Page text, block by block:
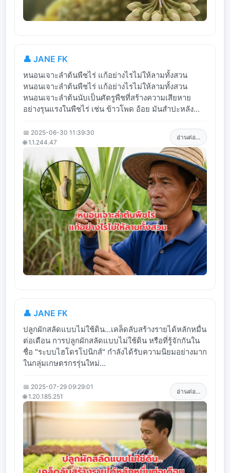
👤 JANE FK
หนอนเจาะลำต้นพืชไร่ แก้อย่างไรไม่ให้ลามทั้งสวน
หนอนเจาะลำต้นพืชไร่ แก้อย่างไรไม่ให้ลามทั้งสวน
หนอนเจาะลำต้นนับเป็นศัตรูพืชที่สร้างความเสียหาย
อย่างรุนแรงในพืชไร่ เช่น ข้าวโพด อ้อย มันสำปะหลัง...
📅 2025-06-30 11:39:30
🌐 1.1.244.47
อ่านต่อ...
👤 JANE FK
ปลูกผักสลัดแบบไม่ใช้ดิน...เคล็ดลับสร้างรายได้หลักหมื่น
ต่อเดือน การปลูกผักสลัดแบบไม่ใช้ดิน หรือที่รู้จักกันใน
ชื่อ "ระบบไฮโดรโปนิกส์" กำลังได้รับความนิยมอย่างมาก
ในกลุ่มเกษตรกรรุ่นใหม่...
📅 2025-07-29 09:29:01
🌐 1.20.185.251
อ่านต่อ...